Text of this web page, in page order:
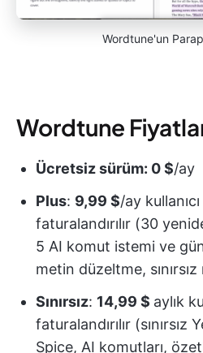
Wordtune'un
Wordtune
Ücretsiz sürüm: 0 $/ay
Plus: 9,99 $/ay kullanıcı
faturalandırılır (30
5 AI komut istemi ve
metin düzeltme,
Sınırsız: 14,99 $ aylık
faturalandırılır (sınırsız
Spice, AI komutları,